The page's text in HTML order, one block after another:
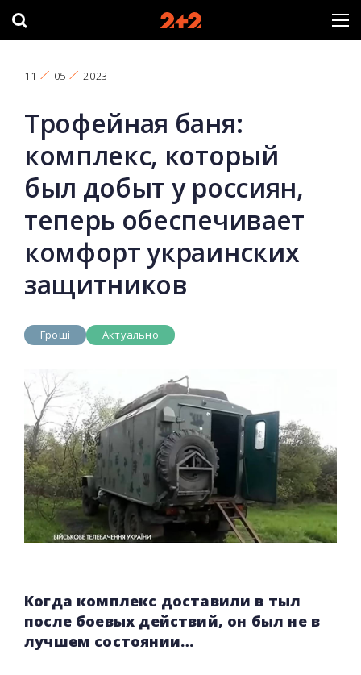
11 05 2023
Трофейная баня:
комплекс, который
был добыт у россиян,
теперь обеспечивает
комфорт украинских
защитников
Гроші Актуально
Когда комплекс доставили в тыл
после боевых действий, он был не в
лучшем состоянии…